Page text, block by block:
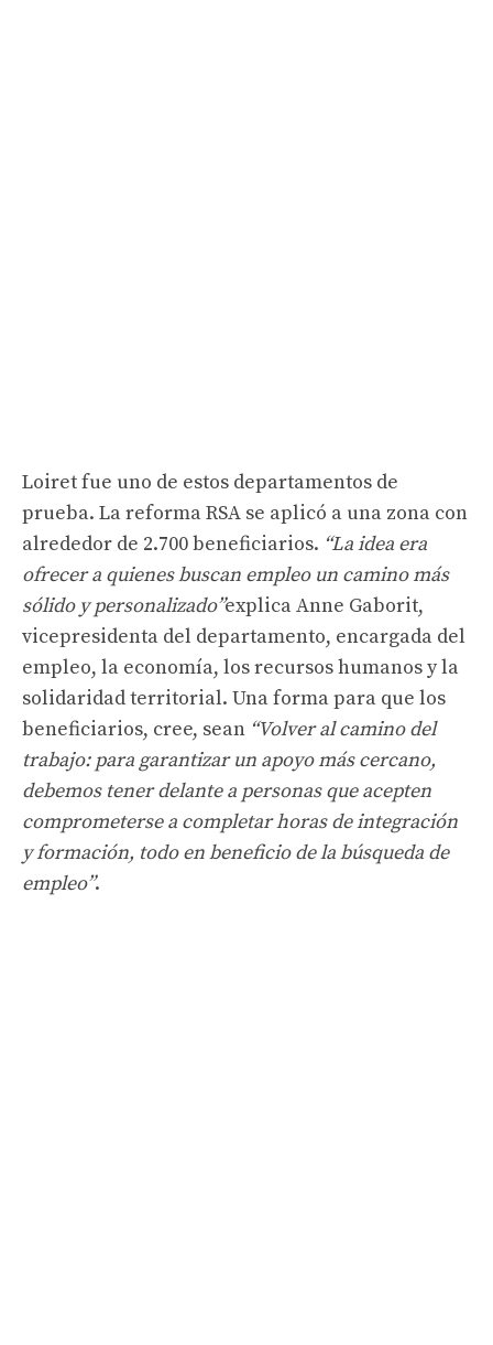
Loiret fue uno de estos departamentos de
prueba. La reforma RSA se aplicó a una zona con
alrededor de 2.700 beneficiarios. “La idea era
ofrecer a quienes buscan empleo un camino más
sólido y personalizado”explica Anne Gaborit,
vicepresidenta del departamento, encargada del
empleo, la economía, los recursos humanos y la
solidaridad territorial. Una forma para que los
beneficiarios, cree, sean “Volver al camino del
trabajo: para garantizar un apoyo más cercano,
debemos tener delante a personas que acepten
comprometerse a completar horas de integración
y formación, todo en beneficio de la búsqueda de
empleo”.